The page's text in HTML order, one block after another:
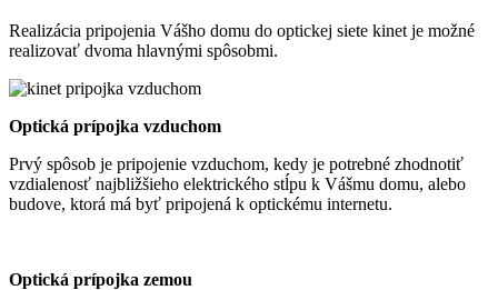
Realizácia pripojenia Vášho domu do optickej siete kinet je možné
realizovať dvoma hlavnými spôsobmi.
Optická prípojka vzduchom
Prvý spôsob je pripojenie vzduchom, kedy je potrebné zhodnotiť
vzdialenosť najbližšieho elektrického stĺpu k Vášmu domu, alebo
budove, ktorá má byť pripojená k optickému internetu.
Optická prípojka zemou